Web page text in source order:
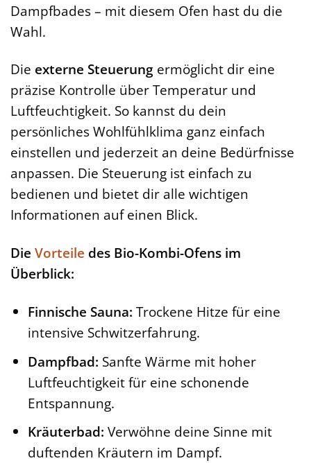
Dampfbades – mit diesem Ofen hast du die
Wahl.
Die externe Steuerung ermöglicht dir eine
präzise Kontrolle über Temperatur und
Luftfeuchtigkeit. So kannst du dein
persönliches Wohlfühlklima ganz einfach
einstellen und jederzeit an deine Bedürfnisse
anpassen. Die Steuerung ist einfach zu
bedienen und bietet dir alle wichtigen
Informationen auf einen Blick.
Die Vorteile des Bio-Kombi-Ofens im
Überblick:
Finnische Sauna: Trockene Hitze für eine
intensive Schwitzerfahrung.
Dampfbad: Sanfte Wärme mit hoher
Luftfeuchtigkeit für eine schonende
Entspannung.
Kräuterbad: Verwöhne deine Sinne mit
duftenden Kräutern im Dampf.